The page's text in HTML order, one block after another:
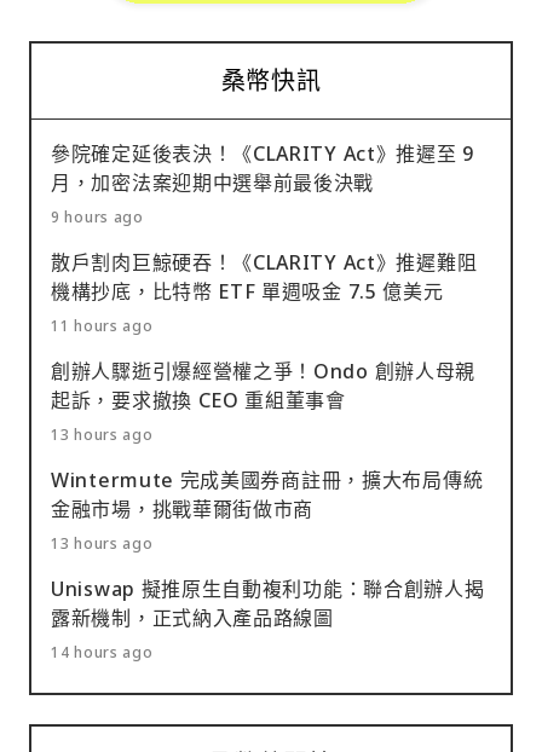
桑幣快訊
參院確定延後表決！《CLARITY Act》推遲至 9
月，加密法案迎期中選舉前最後決戰
9 hours ago
散戶割肉巨鯨硬吞！《CLARITY Act》推遲難阻
機構抄底，比特幣 ETF 單週吸金 7.5 億美元
11 hours ago
創辦人驟逝引爆經營權之爭！Ondo 創辦人母親
起訴，要求撤換 CEO 重組董事會
13 hours ago
Wintermute 完成美國券商註冊，擴大布局傳統
金融市場，挑戰華爾街做市商
13 hours ago
Uniswap 擬推原生自動複利功能：聯合創辦人揭
露新機制，正式納入產品路線圖
14 hours ago